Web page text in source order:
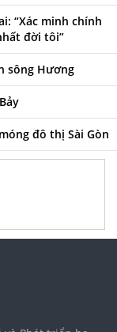
“Xác minh chính
đời tôi”
sông Hương
đô thị Sài Gòn